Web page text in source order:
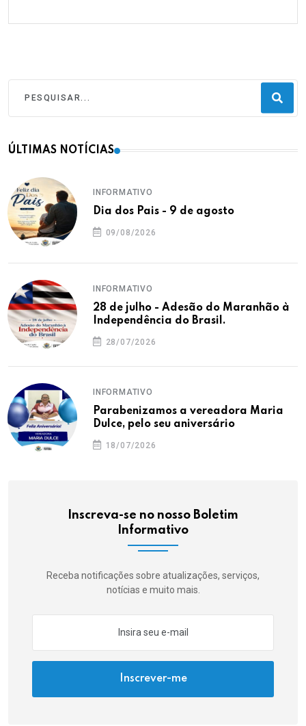
ÚLTIMAS NOTÍCIAS
INFORMATIVO
Dia dos Pais - 9 de agosto
09/08/2026
INFORMATIVO
28 de julho - Adesão do Maranhão à
Independência do Brasil.
28/07/2026
INFORMATIVO
Parabenizamos a vereadora Maria
Dulce, pelo seu aniversário
18/07/2026
Inscreva-se no nosso Boletim
Informativo
Receba notificações sobre atualizações, serviços,
notícias e muito mais.
Inscrever-me